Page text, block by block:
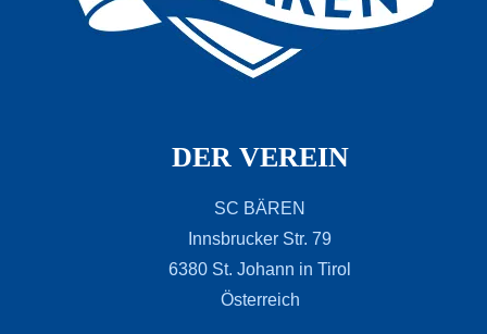
DER VEREIN
SC BÄREN
Innsbrucker Str. 79
6380 St. Johann in Tirol
Österreich